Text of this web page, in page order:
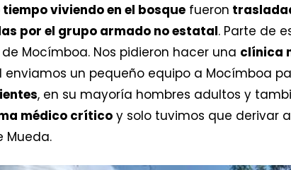
viviendo en el bosque fueron
por el grupo armado no estatal. Parte de
Mocímboa. Nos pidieron hacer una clínica
enviamos un pequeño equipo a Mocímboa
, en su mayoría hombres adultos y
médico crítico y solo tuvimos que derivar
Mueda.